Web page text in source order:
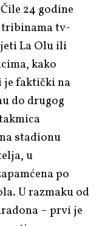
24 godine
tv-
La Olu ili
kako
je faktički na
do drugog
stadionu
u
po
U razmaku od
– prvi je